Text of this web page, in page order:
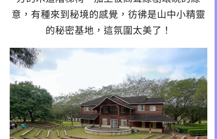
意，有種來到秘境的感覺，彷彿是山中小精靈
的秘密基地，這氛圍太美了！